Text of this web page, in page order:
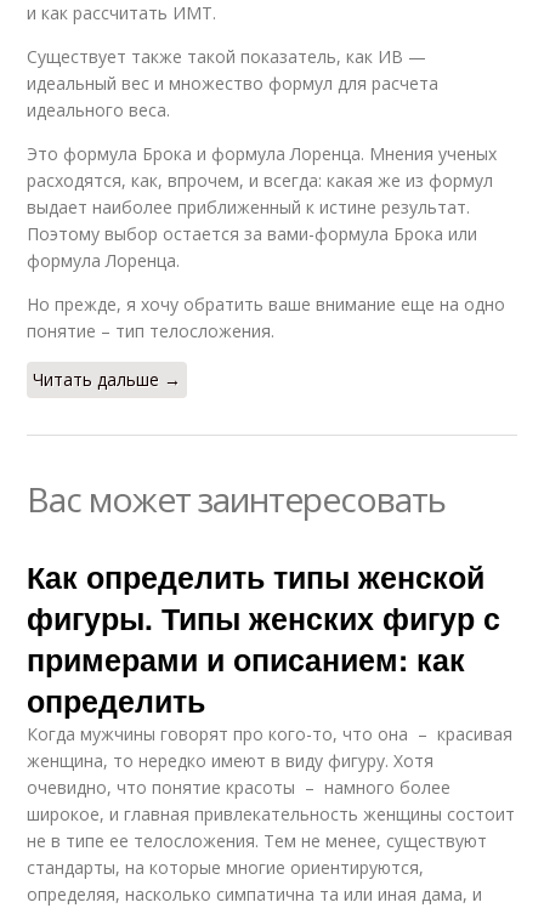
и как рассчитать ИМТ.
Существует также такой показатель, как ИВ —
идеальный вес и множество формул для расчета
идеального веса.
Это формула Брока и формула Лоренца. Мнения ученых
расходятся, как, впрочем, и всегда: какая же из формул
выдает наиболее приближенный к истине результат.
Поэтому выбор остается за вами-формула Брока или
формула Лоренца.
Но прежде, я хочу обратить ваше внимание еще на одно
понятие – тип телосложения.
Читать дальше →
Вас может заинтересовать
Как определить типы женской
фигуры. Типы женских фигур с
примерами и описанием: как
определить
Когда мужчины говорят про кого-то, что она – красивая
женщина, то нередко имеют в виду фигуру. Хотя
очевидно, что понятие красоты – намного более
широкое, и главная привлекательность женщины состоит
не в типе ее телосложения. Тем не менее, существуют
стандарты, на которые многие ориентируются,
определяя, насколько симпатична та или иная дама, и